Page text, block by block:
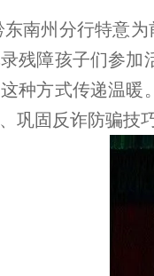
南州分行特意
残障孩子们参
种方式传递温
巩固反诈防骗技巧